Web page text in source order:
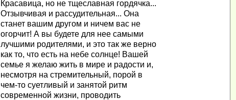
Красавица, но не тщеславная гордячка...
Отзывчивая и рассудительная... Она
станет вашим другом и ничем вас не
огорчит! А вы будете для нее самыми
лучшими родителями, и это так же верно
как то, что есть на небе солнце! Вашей
семье я желаю жить в мире и радости и,
несмотря на стремительный, порой в
чем-то суетливый и занятой ритм
современной жизни, проводить